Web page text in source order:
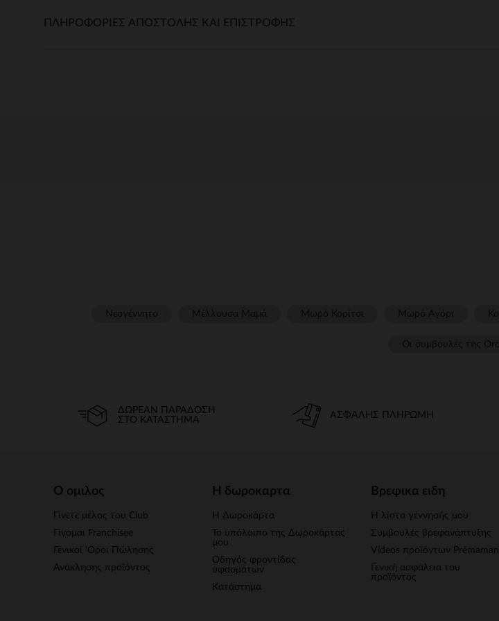
ΠΛΗΡΟΦΟΡΊΕΣ ΑΠΟΣΤΟΛΉΣ ΚΑΙ ΕΠΙΣΤΡΟΦΉΣ
ΔΩΡΕΆΝ ΠΑΡΆΔΟΣΗ
ΣΤΟ ΚΑΤΆΣΤΗΜΑ
ΑΣΦΑΛΉΣ ΠΛΗΡΩΜΉ
Ο ομιλος
Γίνετε μέλος του Club
Γίνομαι Franchisee
Γενικοί 'Οροι Πώλησης
Ανάκλησης προϊόντος
Η δωροκαρτα
Η Δωροκάρτα
Το υπόλοιπο της Δωροκάρτας
μου
Οδηγός φροντίδας
υφασμάτων
Κατάστημα
Βρεφικα ειδη
Η λίστα γέννησής μου
Συμβουλές βρεφανάπτυξης
Videos προϊόντων Prémaman
Γενική ασφάλεια του
προϊόντος